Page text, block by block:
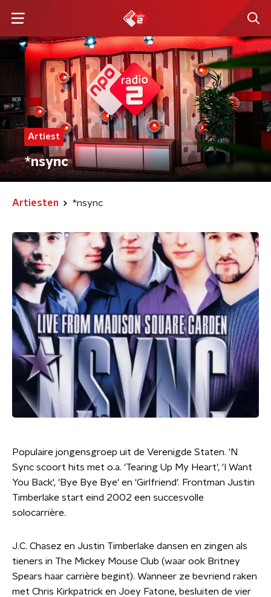
Artiest
*nsync
Artiesten *nsync
Populaire jongensgroep uit de Verenigde Staten. 'N
Sync scoort hits met o.a. 'Tearing Up My Heart', 'I Want
You Back', 'Bye Bye Bye' en 'Girlfriend'. Frontman Justin
Timberlake start eind 2002 een succesvolle
solocarrière.
J.C. Chasez en Justin Timberlake dansen en zingen als
tieners in The Mickey Mouse Club (waar ook Britney
Spears haar carrière begint). Wanneer ze bevriend raken
met Chris Kirkpatrick en Joey Fatone, besluiten de vier